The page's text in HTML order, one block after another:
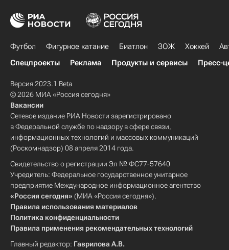
Футбол Фигурное катание Биатлон ЗОЖ Хоккей
Спецпроекты
Реклама Продукты и сервисы Пресс-
Версия 2023.1 Beta
© 2026 МИА «Россия сегодня»
Вакансии
Сетевое издание РИА Новости зарегистрировано
в Федеральной службе по надзору в сфере связи,
информационных технологий и массовых коммуникаций
(Роскомнадзор) 08 апреля 2014 года.
Свидетельство о регистрации Эл № ФС77-57640
Учредитель: Федеральное государственное унитарное
предприятие Международное информационное агентство
«Россия сегодня» (МИА «Россия сегодня»).
Правила использования материалов
Политика конфиденциальности
Правила применения рекомендательных технологий
Главный редактор: Гаврилова А.В.